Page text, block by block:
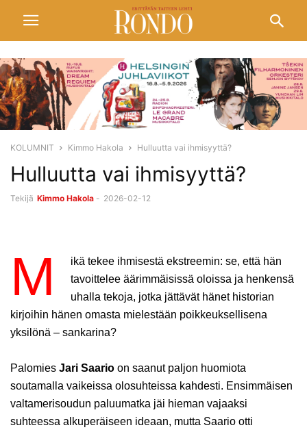
KOLUMNIT Kimmo Hakola Hulluutta vai ihmisyyttä?
Hulluutta vai ihmisyyttä?
Tekijä Kimmo Hakola - 2026-02-12
M
ikä tekee ihmisestä ekstreemin: se, että hän
tavoittelee äärimmäisissä oloissa ja henkensä
uhalla tekoja, jotka jättävät hänet historian
kirjoihin hänen omasta mielestään poikkeuksellisena
yksilönä – sankarina?
Palomies Jari Saario on saanut paljon huomiota
soutamalla vaikeissa olosuhteissa kahdesti. Ensimmäisen
valtamerisoudun paluumatka jäi hieman vajaaksi
suhteessa alkuperäiseen ideaan, mutta Saario otti